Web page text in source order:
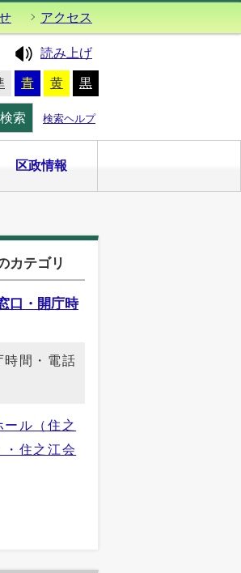
アクセス
読み上げ
青 黄 黒
検索 検索ヘルプ
区政情報
カテゴリ
口・開庁時
時間・電話
ル（住之
・住之江会